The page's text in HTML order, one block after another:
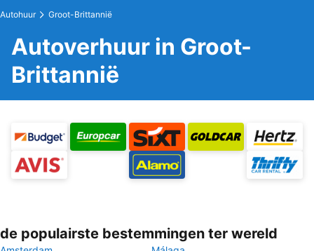
Autohuur Groot-Brittannië
Autoverhuur in Groot-
Brittannië
de populairste bestemmingen ter wereld